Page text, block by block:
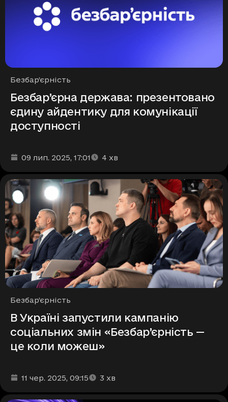
Рубрики
Безбар’єрність
Безбар’єрна держава: презентовано
єдину айдентику для комунікації
доступності
Дата та час публікації
09 лип. 2025, 17:01
Час читання: 4 хв
Рубрики
Безбар’єрність
В Україні запустили кампанію
соціальних змін «Безбар’єрність —
це коли можеш»
Дата та час публікації :
11 чер. 2025, 09:15
Час читання: 3 хв